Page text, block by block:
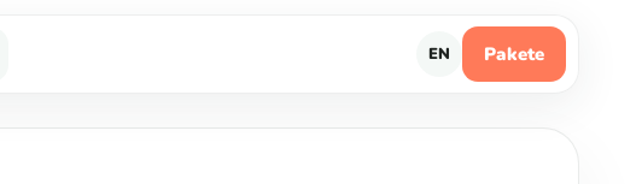
EN Pakete